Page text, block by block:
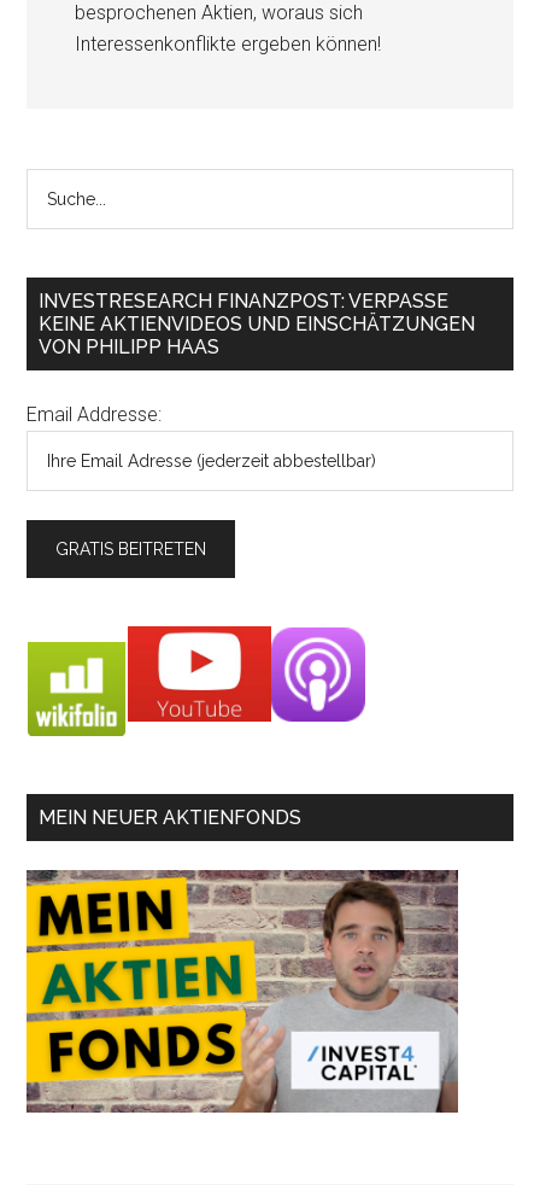
besprochenen Aktien, woraus sich
Interessenkonflikte ergeben können!
INVESTRESEARCH FINANZPOST: VERPASSE
KEINE AKTIENVIDEOS UND EINSCHÄTZUNGEN
VON PHILIPP HAAS
Email Addresse:
MEIN NEUER AKTIENFONDS